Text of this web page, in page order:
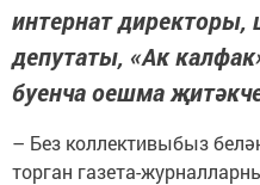
интернат
депутаты, «Ак
буенча оешма
– Без коллективыбыз
торган газета-